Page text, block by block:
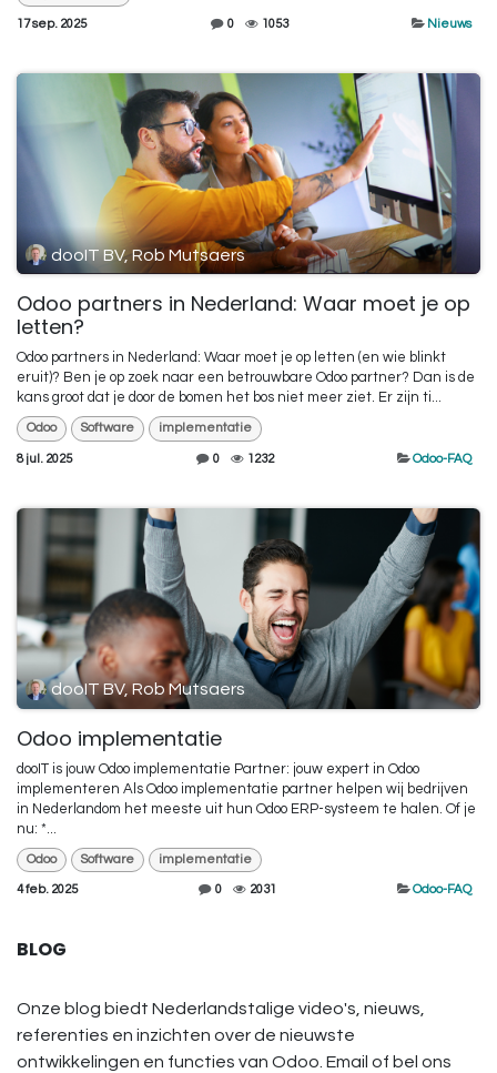
17 sep. 2025 0 1053 Nieuws
dooIT BV, Rob Mutsaers
Odoo partners in Nederland: Waar moet je op
letten?
Odoo partners in Nederland: Waar moet je op letten (en wie blinkt
eruit)? Ben je op zoek naar een betrouwbare Odoo partner? Dan is de
kans groot dat je door de bomen het bos niet meer ziet. Er zijn ti...
Odoo Software implementatie
8 jul. 2025 0 1232 Odoo-FAQ
dooIT BV, Rob Mutsaers
Odoo implementatie
dooIT is jouw Odoo implementatie Partner: jouw expert in Odoo
implementeren Als Odoo implementatie partner helpen wij bedrijven
in Nederlandom het meeste uit hun Odoo ERP-systeem te halen. Of je
nu: *...
Odoo Software implementatie
4 feb. 2025 0 2031 Odoo-FAQ
BLOG
Onze blog biedt Nederlandstalige video's, nieuws,
referenties en inzichten over de nieuwste
ontwikkelingen en functies van Odoo. Email of bel ons